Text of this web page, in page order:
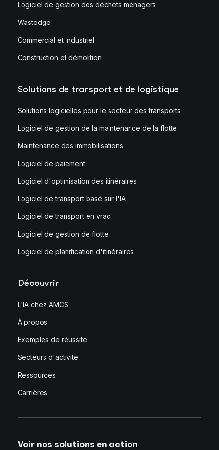
Logiciel de gestion des déchets ménagers
Wastedge
Commercial et industriel
Construction et démolition
Solutions de transport et de logistique
Solutions logicielles pour le secteur des transports
Logiciel de gestion de la maintenance de la flotte
Maintenance des immobilisations
Logiciel de paiement
Logiciel d'optimisation des itinéraires
Logiciel de transport basé sur l'IA
Logiciel de transport en vrac
Logiciel de gestion de flotte
Logiciel de planification d'itinéraires
Découvrir
L'IA chez AMCS
À propos
Exemples de réussite
Secteurs d'activité
Ressources
Carrières
Voir nos solutions en action